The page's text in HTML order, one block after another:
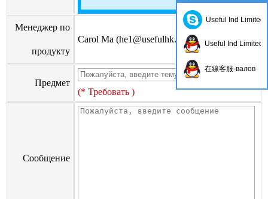
Менеджер по
продукту
Carol Ma (he1@usefulhk.com)
Предмет
(* Требовать )
Сообщение
Useful Ind Limited
Useful Ind Limited
在線客服-валов